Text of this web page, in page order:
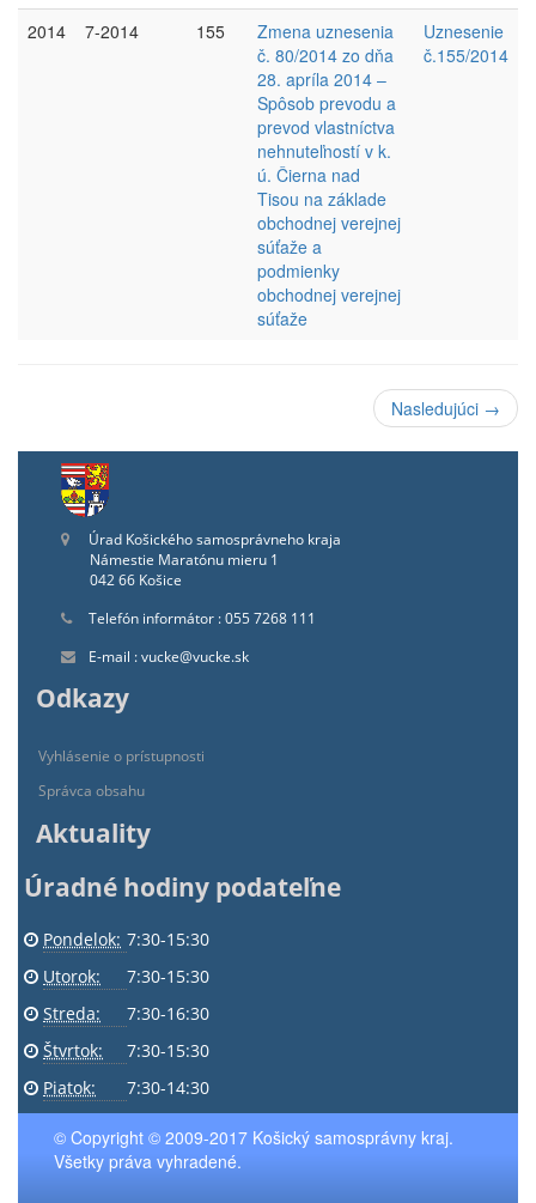
2014 7-2014 155
Zmena uznesenia
č. 80/2014 zo dňa
28. apríla 2014 –
Spôsob prevodu a
prevod vlastníctva
nehnuteľností v k.
ú. Čierna nad
Tisou na základe
obchodnej verejnej
súťaže a
podmienky
obchodnej verejnej
súťaže
Uznesenie
č.155/2014
Nasledujúci →
Úrad Košického samosprávneho kraja
Námestie Maratónu mieru 1
042 66 Košice
Telefón informátor : 055 7268 111
E-mail : vucke@vucke.sk
Odkazy
Vyhlásenie o prístupnosti
Správca obsahu
Aktuality
Úradné hodiny podateľne
Pondelok: 7:30-15:30
Utorok:
7:30-15:30
Streda:
7:30-16:30
Štvrtok:
7:30-15:30
Piatok:
7:30-14:30
© Copyright © 2009-2017 Košický samosprávny kraj.
Všetky práva vyhradené.